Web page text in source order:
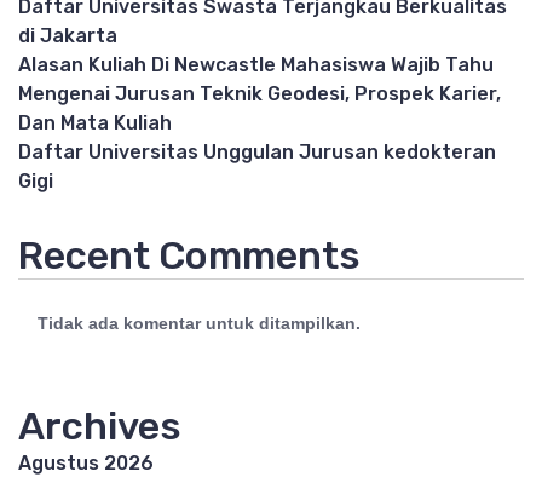
Daftar Universitas Swasta Terjangkau Berkualitas
di Jakarta
Alasan Kuliah Di Newcastle Mahasiswa Wajib Tahu
Mengenai Jurusan Teknik Geodesi, Prospek Karier,
Dan Mata Kuliah
Daftar Universitas Unggulan Jurusan kedokteran
Gigi
Recent Comments
Tidak ada komentar untuk ditampilkan.
Archives
Agustus 2026